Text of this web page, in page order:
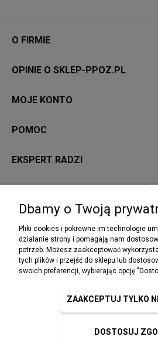
O FIRMIE
OPINIE O SKLEP-PPOZ.PL
MOJE KONTO
POMOC
EKSPERT RADZI
NEWSLETTER
Podaj swój adres e-mail, jeżeli chcesz
Dbamy o Twoją
Pliki cookies i pokrewne im technologie
działanie strony i pomagają nam
potrzeb. Możesz zaakceptować
tych plików i przejść do sklepu lub
swoich preferencji, wybierając opcję
ZAAKCEPTUJ TYLKO
DOSTOSUJ